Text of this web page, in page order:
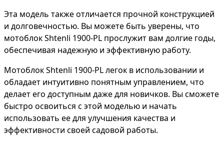
Эта модель также отличается прочной конструкцией
и долговечностью. Вы можете быть уверены, что
мотоблок Shtenli 1900-PL прослужит вам долгие годы,
обеспечивая надежную и эффективную работу.
Мотоблок Shtenli 1900-PL легок в использовании и
обладает интуитивно понятным управлением, что
делает его доступным даже для новичков. Вы сможете
быстро освоиться с этой моделью и начать
использовать ее для улучшения качества и
эффективности своей садовой работы.